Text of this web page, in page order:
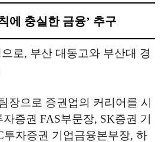
에 충실한 금융’ 추구
로, 부산 대동고와 부산대 경
장으로 증권업의 커리어를 시
증권 FAS부문장, SK증권 기
자증권 기업금융본부장, 하